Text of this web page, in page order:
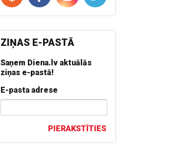
ZIŅAS E-PASTĀ
Saņem Diena.lv aktuālās
ziņas e-pastā!
E-pasta adrese
PIERAKSTĪTIES